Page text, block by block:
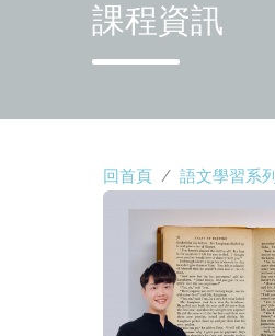
課程資訊
回首頁 / 語文學習系列